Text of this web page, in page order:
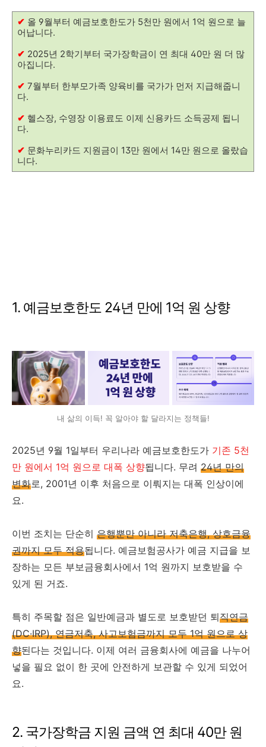
✔ 올 9월부터 예금보호한도가 5천만 원에서 1억 원으로 늘
어납니다.
✔ 2025년 2학기부터 국가장학금이 연 최대 40만 원 더 많
아집니다.
✔ 7월부터 한부모가족 양육비를 국가가 먼저 지급해줍니
다.
✔ 헬스장, 수영장 이용료도 이제 신용카드 소득공제 됩니
다.
✔ 문화누리카드 지원금이 13만 원에서 14만 원으로 올랐습
니다.
1. 예금보호한도 24년 만에 1억 원 상향
내 삶의 이득! 꼭 알아야 할 달라지는 정책들!
2025년 9월 1일부터 우리나라 예금보호한도가 기존 5천
만 원에서 1억 원으로 대폭 상향됩니다. 무려 24년 만의
변화로, 2001년 이후 처음으로 이뤄지는 대폭 인상이에
요.
이번 조치는 단순히 은행뿐만 아니라 저축은행, 상호금융
권까지 모두 적용됩니다. 예금보험공사가 예금 지급을 보
장하는 모든 부보금융회사에서 1억 원까지 보호받을 수
있게 된 거죠.
특히 주목할 점은 일반예금과 별도로 보호받던 퇴직연금
(DC·IRP), 연금저축, 사고보험금까지 모두 1억 원으로 상
향된다는 것입니다. 이제 여러 금융회사에 예금을 나누어
넣을 필요 없이 한 곳에 안전하게 보관할 수 있게 되었어
요.
2. 국가장학금 지원 금액 연 최대 40만 원